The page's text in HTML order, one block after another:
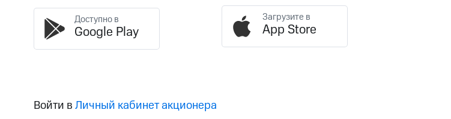
Доступно в
Google Play
Загрузите в
App Store
Войти вЛичный кабинет акционера